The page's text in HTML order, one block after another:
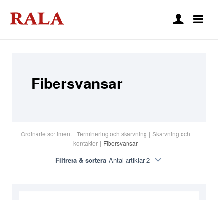
Fibersvansar
Ordinarie sortiment | Terminering och skarvning | Skarvning och
kontakter | Fibersvansar
Filtrera & sortera Antal artiklar 2